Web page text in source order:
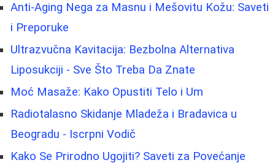
Anti-Aging Nega za Masnu i Mešovitu Kožu: Saveti
i Preporuke
Ultrazvučna Kavitacija: Bezbolna Alternativa
Liposukciji - Sve Što Treba Da Znate
Moć Masaže: Kako Opustiti Telo i Um
Radiotalasno Skidanje Mladeža i Bradavica u
Beogradu - Iscrpni Vodič
Kako Se Prirodno Ugojiti? Saveti za Povećanje